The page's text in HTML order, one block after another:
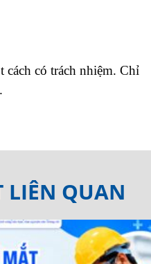
có trách nhiệm. Chỉ
LIÊN QUAN